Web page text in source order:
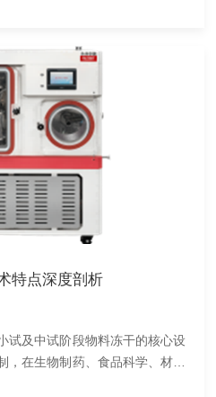
备安全运行的保障措施。​
特点深度剖析
试及中试阶段物料冻干的核心设
在生物制药、食品科学、材料